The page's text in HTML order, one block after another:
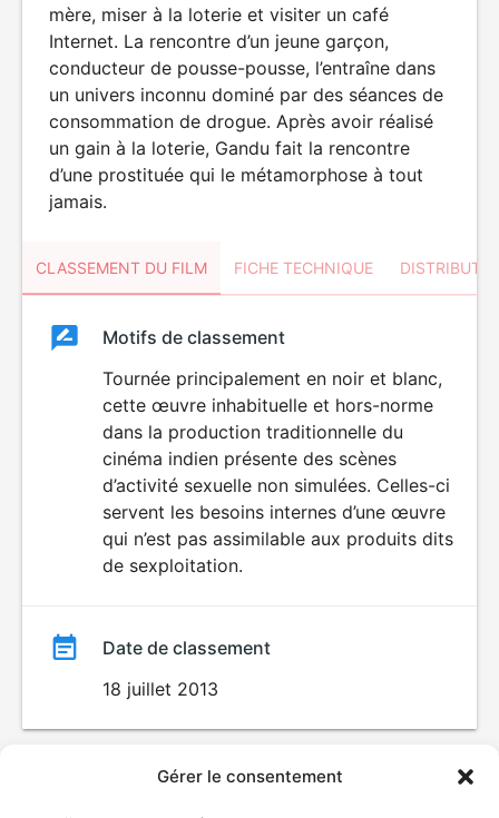
Gérer le consentement
mère, miser à la loterie et visiter un café
Internet. La rencontre d’un jeune garçon,
conducteur de pousse-pousse, l’entraîne dans
un univers inconnu dominé par des séances de
consommation de drogue. Après avoir réalisé
un gain à la loterie, Gandu fait la rencontre
d’une prostituée qui le métamorphose à tout
jamais.
CLASSEMENT DU FILM FICHE TECHNIQUE
ClassementClassement
ÉROTISME
LANGAGE
VULGAIRE
Motifs de classement
Tournée principalement en noir et blanc,
cette œuvre inhabituelle et hors-norme
dans la production traditionnelle du
cinéma indien présente des scènes
d’activité sexuelle non simulées. Celles-ci
servent les besoins internes d’une œuvre
qui n’est pas assimilable aux produits dits
de sexploitation.
Date de classement
18 juillet 2013